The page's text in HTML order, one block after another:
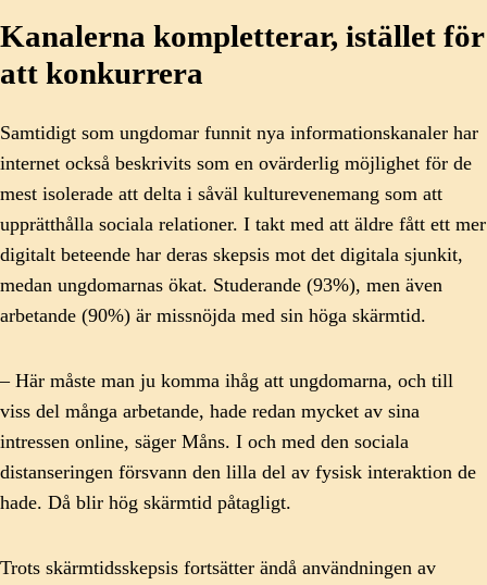
Kanalerna kompletterar, istället för
att konkurrera
Samtidigt som ungdomar funnit nya informationskanaler har
internet också beskrivits som en ovärderlig möjlighet för de
mest isolerade att delta i såväl kulturevenemang som att
upprätthålla sociala relationer. I takt med att äldre fått ett mer
digitalt beteende har deras skepsis mot det digitala sjunkit,
medan ungdomarnas ökat. Studerande (93%), men även
arbetande (90%) är missnöjda med sin höga skärmtid.
– Här måste man ju komma ihåg att ungdomarna, och till
viss del många arbetande, hade redan mycket av sina
intressen online, säger Måns. I och med den sociala
distanseringen försvann den lilla del av fysisk interaktion de
hade. Då blir hög skärmtid påtagligt.
Trots skärmtidsskepsis fortsätter ändå användningen av